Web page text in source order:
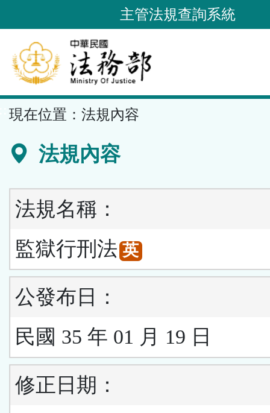
到
要
內
容
區
主管法規查詢系統
現在位置： 法規內容
法規內容
法規名稱：
監獄行刑法 英
公發布日：
民國 35 年 01 月 19 日
修正日期：